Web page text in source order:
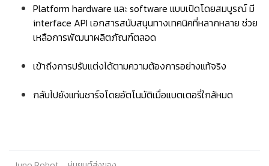
Platform hardware และ software แบบเปิดโดยสมบูรณ์ มี
interface API เอกสารสนับสนุนทางเทคนิคที่หลากหลาย ช่วย
เหลือการพัฒนาผลิตภัณฑ์ตลอด
เข้าถึงการปรับแต่งได้ตามความต้องการอย่างแท้จริง
กลับไปยังแท่นชาร์จโดยอัตโนมัติเมื่อแบตเตอรี่ใกล้หมด